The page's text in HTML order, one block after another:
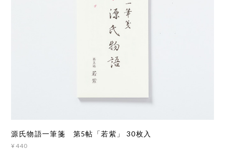
源氏物語一筆箋 第5帖「若紫」 30枚入
¥440